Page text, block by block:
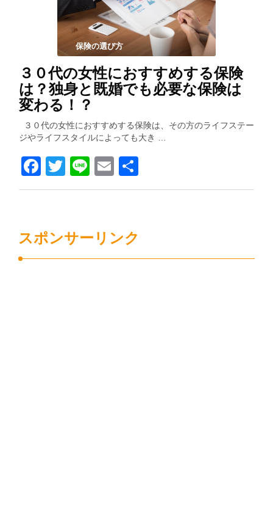
保険の選び方
３０代の女性におすすめする保険
は？独身と既婚でも必要な保険は
変わる！？
３０代の女性におすすめする保険は、その方のライフステー
ジやライフスタイルによっても大き …
Facebook
Twitter
LineEmail
有
スポンサーリンク